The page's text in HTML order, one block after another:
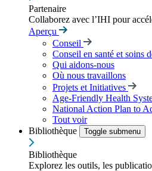
Partenaire
Collaborez avec l’IHI pour
Aperçu
Conseil
Conseil en santé et soins
Qui aidons-nous
Où nous travaillons
Projets et Initiatives
Age-Friendly Health
National Action Plan to
Tout voir
Bibliothèque
Toggle submenu
Bibliothèque
Explorez les outils, les